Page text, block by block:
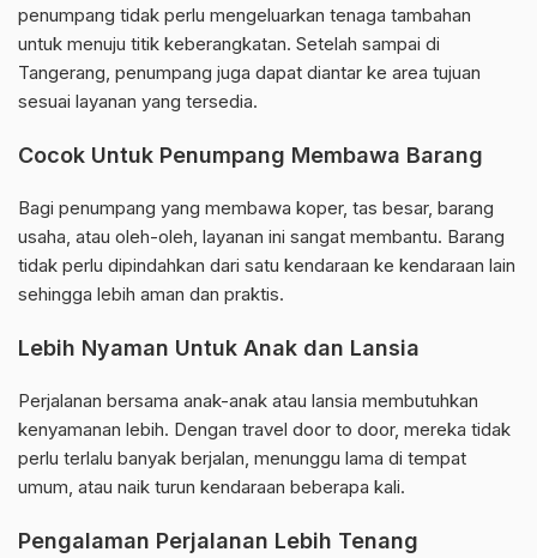
penumpang tidak perlu mengeluarkan tenaga tambahan
untuk menuju titik keberangkatan. Setelah sampai di
Tangerang, penumpang juga dapat diantar ke area tujuan
sesuai layanan yang tersedia.
Cocok Untuk Penumpang Membawa Barang
Bagi penumpang yang membawa koper, tas besar, barang
usaha, atau oleh-oleh, layanan ini sangat membantu. Barang
tidak perlu dipindahkan dari satu kendaraan ke kendaraan lain
sehingga lebih aman dan praktis.
Lebih Nyaman Untuk Anak dan Lansia
Perjalanan bersama anak-anak atau lansia membutuhkan
kenyamanan lebih. Dengan travel door to door, mereka tidak
perlu terlalu banyak berjalan, menunggu lama di tempat
umum, atau naik turun kendaraan beberapa kali.
Pengalaman Perjalanan Lebih Tenang